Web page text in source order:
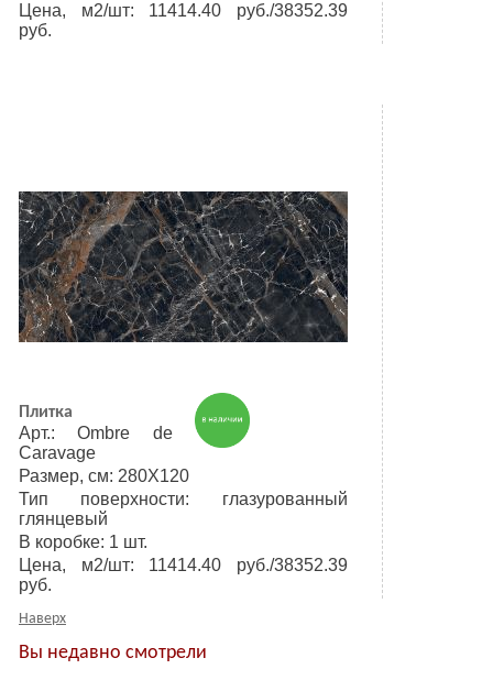
Цена, м2/шт: 11414.40 руб./38352.39
руб.
Плитка
Арт.: Ombre de
Caravage
Размер, см: 280Х120
Тип поверхности: глазурованный
глянцевый
В коробке: 1 шт.
Цена, м2/шт: 11414.40 руб./38352.39
руб.
Наверх
Вы недавно смотрели